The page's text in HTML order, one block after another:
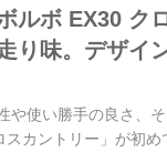
ルボ EX30 ク
り味。デザイ
や使い勝手の良さ、
スカントリー」が初